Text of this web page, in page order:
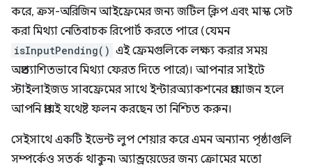
করে, ক্রস-অরিজিন আইফ্রেমের জন্য জটিল ক্লিপ এবং মাস্ক সেট
করা মিথ্যা নেতিবাচক রিপোর্ট করতে পারে (যেমন
isInputPending() এই ফ্রেমগুলিকে লক্ষ্য করার সময়
অপ্রত্যাশিতভাবে মিথ্যা ফেরত দিতে পারে)। আপনার সাইটে
স্টাইলাইজড সাবফ্রেমের সাথে ইন্টারঅ্যাকশনের প্রয়োজন হলে
আপনি প্রায়ই যথেষ্ট ফলন করছেন তা নিশ্চিত করুন।
সেইসাথে একটি ইভেন্ট লুপ শেয়ার করে এমন অন্যান্য পৃষ্ঠাগুলি
সম্পর্কেও সতর্ক থাকুন৷ অ্যান্ড্রয়েডের জন্য ক্রোমের মতো